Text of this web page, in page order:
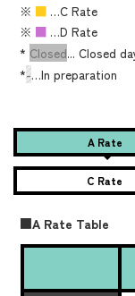
※ ■ …C Rate
※ ■ …D Rate
* Closed... Closed
*-…In preparation
A Rate
C Rate
■A Rate Table